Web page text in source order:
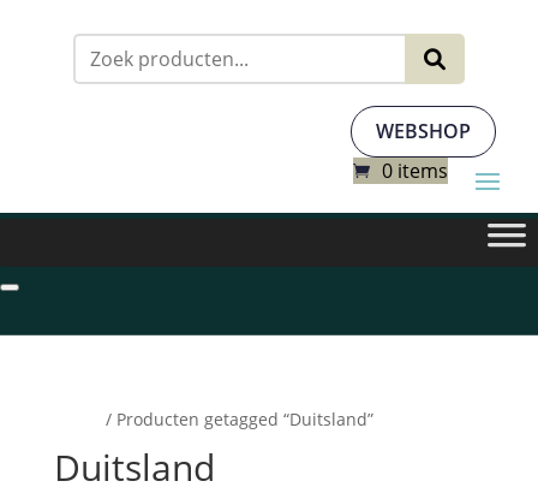
WEBSHOP
0 items
/ Producten getagged “Duitsland”
Duitsland